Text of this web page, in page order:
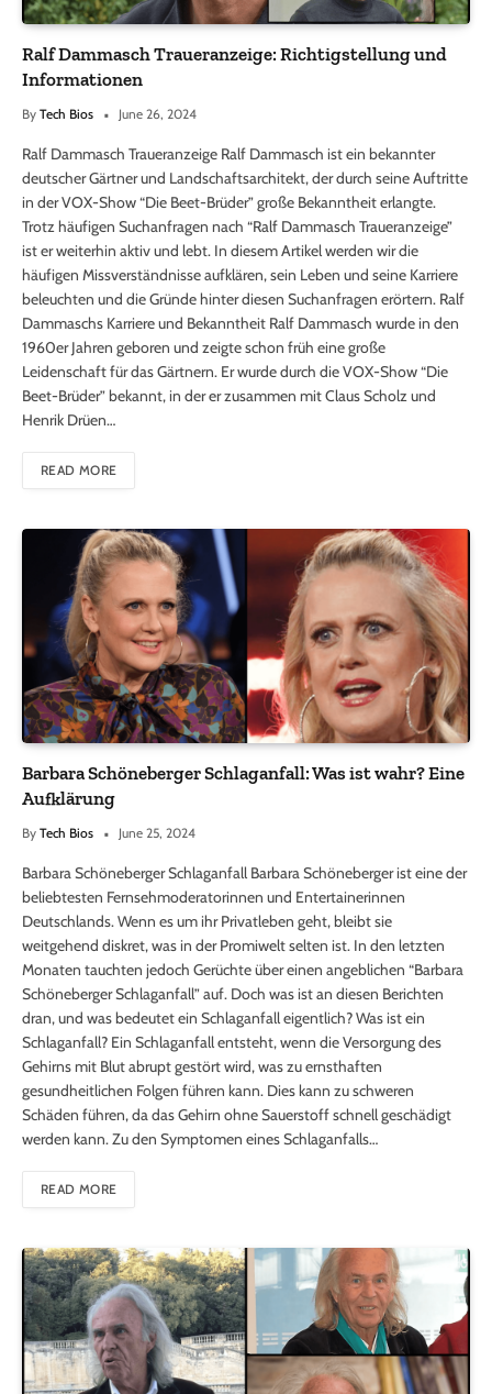
Ralf Dammasch Traueranzeige: Richtigstellung und
Informationen
By Tech Bios June 26, 2024
Ralf Dammasch Traueranzeige Ralf Dammasch ist ein bekannter
deutscher Gärtner und Landschaftsarchitekt, der durch seine Auftritte
in der VOX-Show “Die Beet-Brüder” große Bekanntheit erlangte.
Trotz häufigen Suchanfragen nach “Ralf Dammasch Traueranzeige”
ist er weiterhin aktiv und lebt. In diesem Artikel werden wir die
häufigen Missverständnisse aufklären, sein Leben und seine Karriere
beleuchten und die Gründe hinter diesen Suchanfragen erörtern. Ralf
Dammaschs Karriere und Bekanntheit Ralf Dammasch wurde in den
1960er Jahren geboren und zeigte schon früh eine große
Leidenschaft für das Gärtnern. Er wurde durch die VOX-Show “Die
Beet-Brüder” bekannt, in der er zusammen mit Claus Scholz und
Henrik Drüen…
READ MORE
Barbara Schöneberger Schlaganfall: Was ist wahr? Eine
Aufklärung
By Tech Bios June 25, 2024
Barbara Schöneberger Schlaganfall Barbara Schöneberger ist eine der
beliebtesten Fernsehmoderatorinnen und Entertainerinnen
Deutschlands. Wenn es um ihr Privatleben geht, bleibt sie
weitgehend diskret, was in der Promiwelt selten ist. In den letzten
Monaten tauchten jedoch Gerüchte über einen angeblichen “Barbara
Schöneberger Schlaganfall” auf. Doch was ist an diesen Berichten
dran, und was bedeutet ein Schlaganfall eigentlich? Was ist ein
Schlaganfall? Ein Schlaganfall entsteht, wenn die Versorgung des
Gehirns mit Blut abrupt gestört wird, was zu ernsthaften
gesundheitlichen Folgen führen kann. Dies kann zu schweren
Schäden führen, da das Gehirn ohne Sauerstoff schnell geschädigt
werden kann. Zu den Symptomen eines Schlaganfalls…
READ MORE